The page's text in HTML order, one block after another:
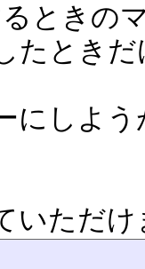
ときの
たとき
にしよ
いただ